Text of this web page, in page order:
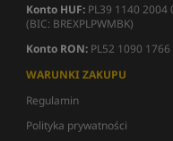
Konto HUF: PL39 1140 2004
(BIC: BREXPLPWMBK)
Konto RON: PL52 1090
WARUNKI ZAKUPU
Regulamin
Polityka prywatności